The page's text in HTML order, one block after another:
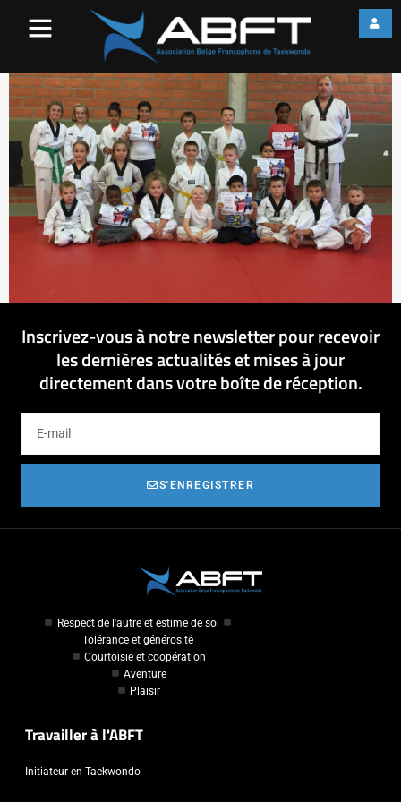
Inscrivez-vous à notre newsletter pour recevoir
les dernières actualités et mises à jour
directement dans votre boîte de réception.
S'ENREGISTRER
Respect de l'autre et estime de soi
Tolérance et générosité
Courtoisie et coopération
Aventure
Plaisir
Travailler à l'ABFT
Initiateur en Taekwondo